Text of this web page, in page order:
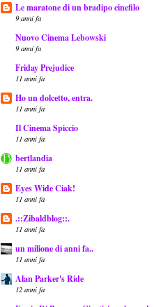
Le maratone di un bradipo cinefilo
9 anni fa
Nuovo Cinema Lebowski
9 anni fa
Friday Prejudice
11 anni fa
Ho un dolcetto, entra.
11 anni fa
Il Cinema Spiccio
11 anni fa
bertlandia
11 anni fa
Eyes Wide Ciak!
11 anni fa
.::Zibaldblog::.
11 anni fa
un milione di anni fa..
11 anni fa
Alan Parker's Ride
12 anni fa